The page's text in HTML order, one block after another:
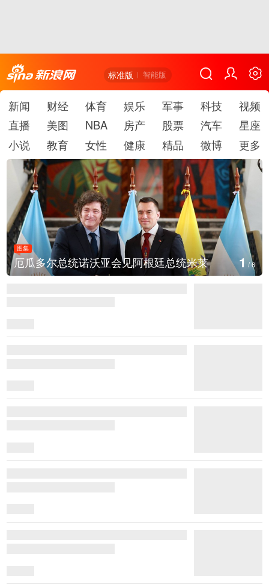
标准版 智能版
新闻 财经 体育 娱乐 军事 科技
视频
直播
美图 NBA 房产 股票 汽车
星座
小说
教育 女性 健康 精品 微博 更多
图集
厄瓜多尔总统诺沃亚会见阿根廷总统米莱 1/6